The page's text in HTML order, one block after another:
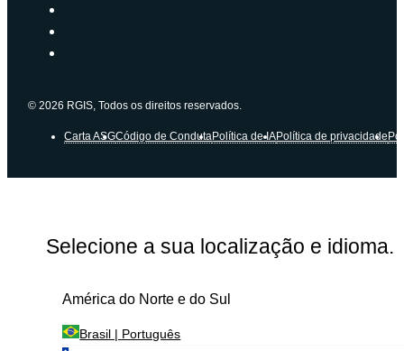
© 2026 RGIS, Todos os direitos reservados.
Carta ASGCódigo de CondutaPolítica de IAPolítica de privacidade
Selecione a sua localização e idioma.
América do Norte e do Sul
Brasil | Português